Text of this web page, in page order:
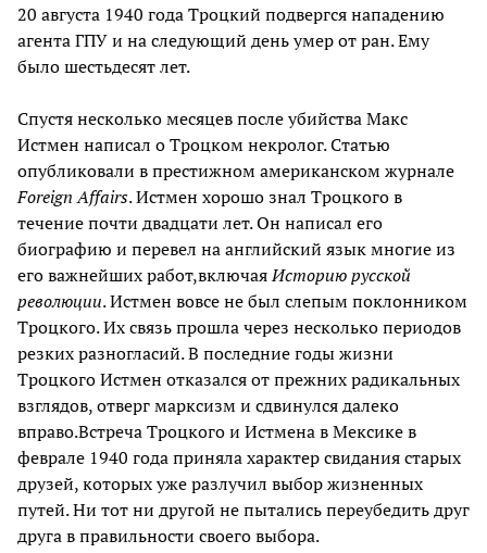
20 августа 1940 года Троцкий подвергся нападению
агента ГПУ и на следующий день умер от ран. Ему
было шестьдесят лет.
Спустя несколько месяцев после убийства Макс
Истмен написал о Троцком некролог. Статью
опубликовали в престижном американском журнале
Foreign Affairs. Истмен хорошо знал Троцкого в
течение почти двадцати лет. Он написал его
биографию и перевел на английский язык многие из
его важнейших работ,включаяИсторию русской
революции. Истмен вовсе не был слепым поклонником
Троцкого. Их связь прошла через несколько периодов
резких разногласий. В последние годы жизни
Троцкого Истмен отказался от прежних радикальных
взглядов, отверг марксизм и сдвинулся далеко
вправо.Встреча Троцкого и Истмена в Мексике в
феврале 1940 года приняла характер свидания старых
друзей, которых уже разлучил выбор жизненных
путей. Ни тот ни другой не пытались переубедить друг
друга в правильности своего выбора.